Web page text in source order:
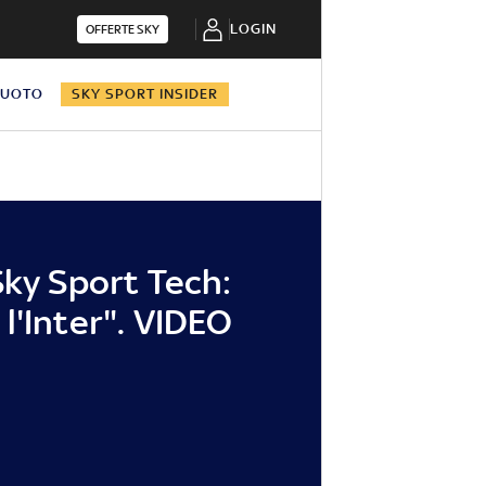
OFFERTE SKY LOGIN
SKY SPORT INSIDER
Sport Tech:
VIDEO